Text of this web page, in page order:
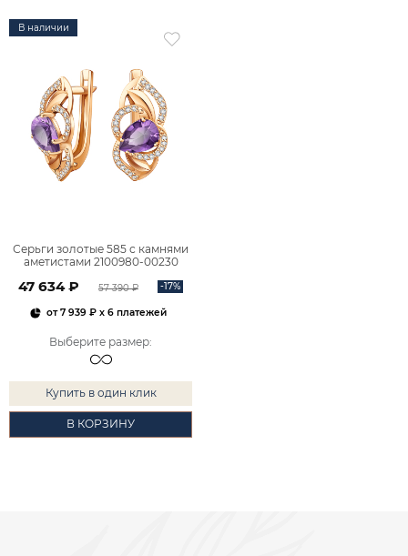
В наличии
Серьги золотые 585 с камнями
аметистами 2100980-00230
47 634 ₽ 57 390 ₽ -17%
от7 939 ₽x 6 платежей
Выберите размер:
Купить в один клик
В КОРЗИНУ